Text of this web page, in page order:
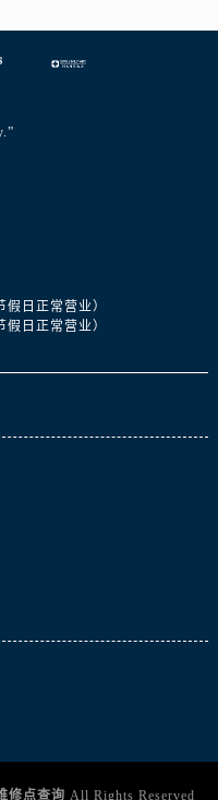
浙江省绍兴市越城区胜利东路379号世茂天际中心写字楼8层805室浪琴售后服务中心（需提前预约）
日正常营业）
日正常营业）
修点查询 All Rights Reserved